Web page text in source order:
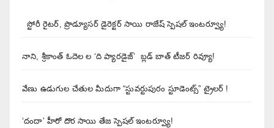
స్టోరీ రైటర్, ప్రొడ్యూసర్ డైరెక్టర్ సాయి రాజేష్ స్పెషల్ ఇంటర్వ్యూ!
నాని, శ్రీకాంత్ ఓదెల ల ‘ది ప్యారడైజ్’ బ్లడ్ బాత్ టీజర్ రివ్యూ!
వేణు ఉడుగుల చేతుల మీదుగా “స్టువర్టుపురం స్టూడెంట్స్” ట్రైలర్ !
‘దందా’ హీరో దొర సాయి తేజ స్పెషల్ ఇంటర్వ్యూ!